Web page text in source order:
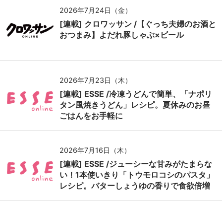
2026年7月24日（金）
[連載] クロワッサン /【ぐっち夫婦のお酒と
おつまみ】よだれ豚しゃぶ×ビール
2026年7月23日（木）
[連載] ESSE /冷凍うどんで簡単、「ナポリ
タン風焼きうどん」レシピ。夏休みのお昼
ごはんをお手軽に
2026年7月16日（木）
[連載] ESSE /ジューシーな甘みがたまらな
い！1本使いきり「トウモロコシのパスタ」
レシピ。バターしょうゆの香りで食欲倍増